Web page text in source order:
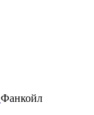
Фанкойл